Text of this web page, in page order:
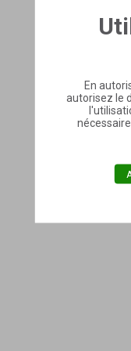
En
autorisez le